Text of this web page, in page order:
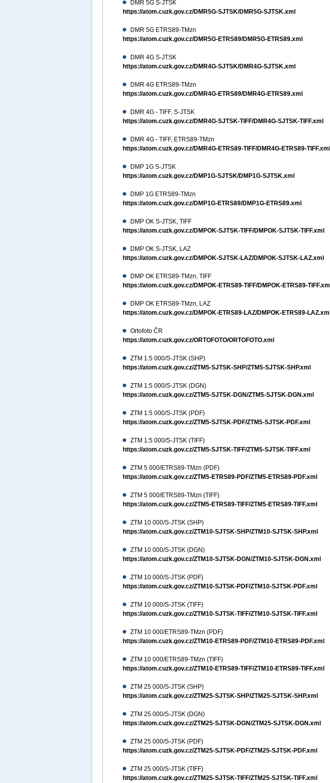
DMR 5G S-JTSK
https://atom.cuzk.gov.cz/DMR5G-SJTSK/DMR5G-SJTSK.xml
DMR 5G ETRS89-TMzn
https://atom.cuzk.gov.cz/DMR5G-ETRS89/DMR5G-ETRS89.xml
DMR 4G S-JTSK
https://atom.cuzk.gov.cz/DMR4G-SJTSK/DMR4G-SJTSK.xml
DMR 4G ETRS89-TMzn
https://atom.cuzk.gov.cz/DMR4G-ETRS89/DMR4G-ETRS89.xml
DMR 4G - TIFF, S-JTSK
https://atom.cuzk.gov.cz/DMR4G-SJTSK-TIFF/DMR4G-SJTSK-TIFF.xml
DMR 4G - TIFF, ETRS89-TMzn
https://atom.cuzk.gov.cz/DMR4G-ETRS89-TIFF/DMR4G-ETRS89-TIFF.xml
DMP 1G S-JTSK
https://atom.cuzk.gov.cz/DMP1G-SJTSK/DMP1G-SJTSK.xml
DMP 1G ETRS89-TMzn
https://atom.cuzk.gov.cz/DMP1G-ETRS89/DMP1G-ETRS89.xml
DMP OK S-JTSK, TIFF
https://atom.cuzk.gov.cz/DMPOK-SJTSK-TIFF/DMPOK-SJTSK-TIFF.xml
DMP OK S-JTSK, LAZ
https://atom.cuzk.gov.cz/DMPOK-SJTSK-LAZ/DMPOK-SJTSK-LAZ.xml
DMP OK ETRS89-TMzn, TIFF
https://atom.cuzk.gov.cz/DMPOK-ETRS89-TIFF/DMPOK-ETRS89-TIFF.xml
DMP OK ETRS89-TMzn, LAZ
https://atom.cuzk.gov.cz/DMPOK-ETRS89-LAZ/DMPOK-ETRS89-LAZ.xml
Ortofoto ČR
https://atom.cuzk.gov.cz/ORTOFOTO/ORTOFOTO.xml
ZTM 1:5 000/S-JTSK (SHP)
https://atom.cuzk.gov.cz/ZTM5-SJTSK-SHP/ZTM5-SJTSK-SHP.xml
ZTM 1:5 000/S-JTSK (DGN)
https://atom.cuzk.gov.cz/ZTM5-SJTSK-DGN/ZTM5-SJTSK-DGN.xml
ZTM 1:5 000/S-JTSK (PDF)
https://atom.cuzk.gov.cz/ZTM5-SJTSK-PDF/ZTM5-SJTSK-PDF.xml
ZTM 1:5 000/S-JTSK (TIFF)
https://atom.cuzk.gov.cz/ZTM5-SJTSK-TIFF/ZTM5-SJTSK-TIFF.xml
ZTM 5 000/ETRS89-TMzn (PDF)
https://atom.cuzk.gov.cz/ZTM5-ETRS89-PDF/ZTM5-ETRS89-PDF.xml
ZTM 5 000/ETRS89-TMzn (TIFF)
https://atom.cuzk.gov.cz/ZTM5-ETRS89-TIFF/ZTM5-ETRS89-TIFF.xml
ZTM 10 000/S-JTSK (SHP)
https://atom.cuzk.gov.cz/ZTM10-SJTSK-SHP/ZTM10-SJTSK-SHP.xml
ZTM 10 000/S-JTSK (DGN)
https://atom.cuzk.gov.cz/ZTM10-SJTSK-DGN/ZTM10-SJTSK-DGN.xml
ZTM 10 000/S-JTSK (PDF)
https://atom.cuzk.gov.cz/ZTM10-SJTSK-PDF/ZTM10-SJTSK-PDF.xml
ZTM 10 000/S-JTSK (TIFF)
https://atom.cuzk.gov.cz/ZTM10-SJTSK-TIFF/ZTM10-SJTSK-TIFF.xml
ZTM 10 000/ETRS89-TMzn (PDF)
https://atom.cuzk.gov.cz/ZTM10-ETRS89-PDF/ZTM10-ETRS89-PDF.xml
ZTM 10 000/ETRS89-TMzn (TIFF)
https://atom.cuzk.gov.cz/ZTM10-ETRS89-TIFF/ZTM10-ETRS89-TIFF.xml
ZTM 25 000/S-JTSK (SHP)
https://atom.cuzk.gov.cz/ZTM25-SJTSK-SHP/ZTM25-SJTSK-SHP.xml
ZTM 25 000/S-JTSK (DGN)
https://atom.cuzk.gov.cz/ZTM25-SJTSK-DGN/ZTM25-SJTSK-DGN.xml
ZTM 25 000/S-JTSK (PDF)
https://atom.cuzk.gov.cz/ZTM25-SJTSK-PDF/ZTM25-SJTSK-PDF.xml
ZTM 25 000/S-JTSK (TIFF)
https://atom.cuzk.gov.cz/ZTM25-SJTSK-TIFF/ZTM25-SJTSK-TIFF.xml